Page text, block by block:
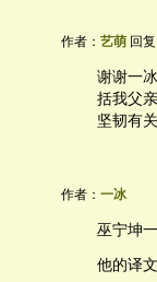
作者： 艺萌 回复
谢谢一
括我父
坚韧有关
作者： 一冰
巫宁坤
他的译